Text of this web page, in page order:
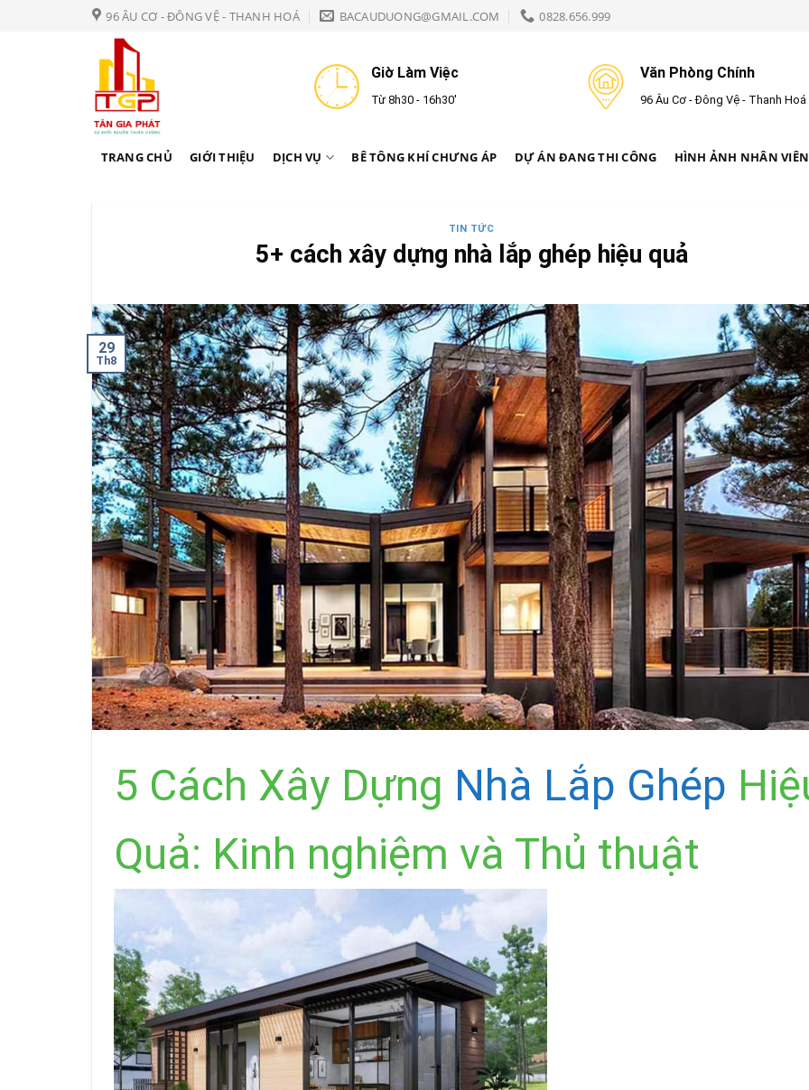
96 ÂU CƠ - ĐÔNG VỆ - THANH HOÁ BACAUDUONG@GMAIL.COM 0828.656.999
Giờ Làm Việc
Từ 8h30 - 16h30'
Văn Phòng Chính
96 Âu Cơ - Đông Vệ - Thanh Hoá
TRANG CHỦ GIỚI THIỆU DỊCH VỤ BÊ TÔNG KHÍ CHƯNG ÁP DỰ ÁN ĐANG THI CÔNG HÌNH ẢNH NHÂN VIÊN
TIN TỨC
5+ cách xây dựng nhà lắp ghép hiệu quả
29
Th8
5 Cách Xây Dựng Nhà Lắp Ghép
Quả: Kinh nghiệm và Thủ thuật